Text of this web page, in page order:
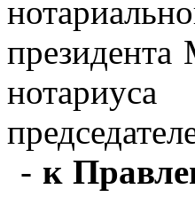
президента
-к